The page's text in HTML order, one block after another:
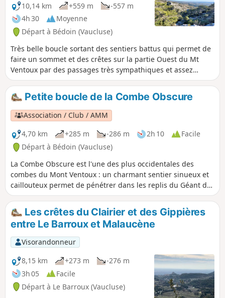
10,14 km
+559 m
-557 m
4h 30
Moyenne
Départ à Bédoin (Vaucluse)
Très belle boucle sortant des sentiers battus qui permet de
faire un sommet et des crêtes sur la partie Ouest du Mt
Ventoux par des passages très sympathiques et assez
sauvages offrant de très belles vues !
Petite boucle de la Combe Obscure
Association / Club / AMM
4,70 km
+285 m -286 m 2h 10
Facile
Départ à Bédoin (Vaucluse)
La Combe Obscure est l'une des plus occidentales des
combes du Mont Ventoux : un charmant sentier sinueux et
caillouteux permet de pénétrer dans les replis du Géant de
Provence avant de s'élever et de revenir au départ via un
sentier au bord des falaises de la Madeleine.
Les crêtes du Clairier et des Gippières
entre Le Barroux et Malaucène
Visorandonneur
8,15 km
+273 m
-276 m
3h 05
Facile
Départ à Le Barroux (Vaucluse)